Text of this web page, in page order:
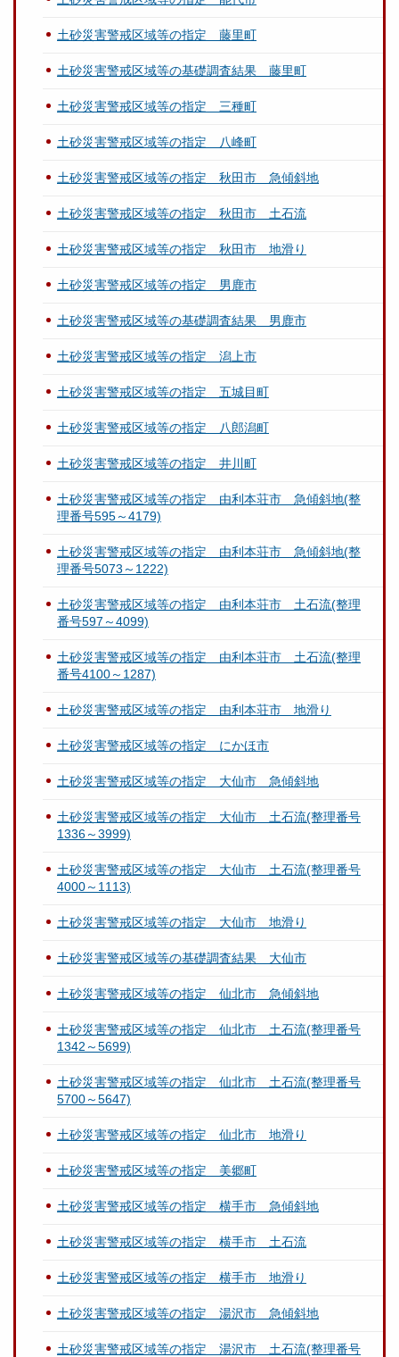
土砂災害警戒区域等の指定 藤里町
土砂災害警戒区域等の基礎調査結果 藤里町
土砂災害警戒区域等の指定 三種町
土砂災害警戒区域等の指定 八峰町
土砂災害警戒区域等の指定 秋田市 急傾斜地
土砂災害警戒区域等の指定 秋田市 土石流
土砂災害警戒区域等の指定 秋田市 地滑り
土砂災害警戒区域等の指定 男鹿市
土砂災害警戒区域等の基礎調査結果 男鹿市
土砂災害警戒区域等の指定 潟上市
土砂災害警戒区域等の指定 五城目町
土砂災害警戒区域等の指定 八郎潟町
土砂災害警戒区域等の指定 井川町
土砂災害警戒区域等の指定 由利本荘市 急傾斜地(整
理番号595～4179)
土砂災害警戒区域等の指定 由利本荘市 急傾斜地(整
理番号5073～1222)
土砂災害警戒区域等の指定 由利本荘市 土石流(整理
番号597～4099)
土砂災害警戒区域等の指定 由利本荘市 土石流(整理
番号4100～1287)
土砂災害警戒区域等の指定 由利本荘市 地滑り
土砂災害警戒区域等の指定 にかほ市
土砂災害警戒区域等の指定 大仙市 急傾斜地
土砂災害警戒区域等の指定 大仙市 土石流(整理番号
1336～3999)
土砂災害警戒区域等の指定 大仙市 土石流(整理番号
4000～1113)
土砂災害警戒区域等の指定 大仙市 地滑り
土砂災害警戒区域等の基礎調査結果 大仙市
土砂災害警戒区域等の指定 仙北市 急傾斜地
土砂災害警戒区域等の指定 仙北市 土石流(整理番号
1342～5699)
土砂災害警戒区域等の指定 仙北市 土石流(整理番号
5700～5647)
土砂災害警戒区域等の指定 仙北市 地滑り
土砂災害警戒区域等の指定 美郷町
土砂災害警戒区域等の指定 横手市 急傾斜地
土砂災害警戒区域等の指定 横手市 土石流
土砂災害警戒区域等の指定 横手市 地滑り
土砂災害警戒区域等の指定 湯沢市 急傾斜地
土砂災害警戒区域等の指定 湯沢市 土石流(整理番号